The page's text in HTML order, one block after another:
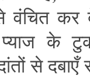
वंचित कर
के
से दबाएँ